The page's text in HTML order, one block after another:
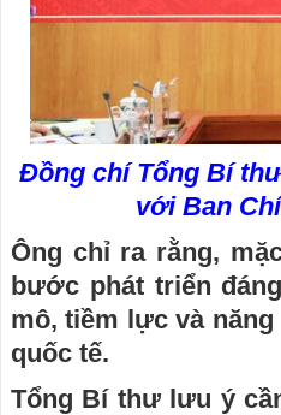
Đồng chí Tổng Bí
với Ban
Ông chỉ ra rằng,
bước phát triển
mô, tiềm lực và
quốc tế.
Tổng Bí thư lưu ý